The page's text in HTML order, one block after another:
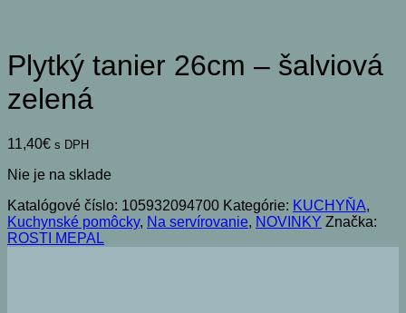
Plytký tanier 26cm – šalviová
zelená
11,40€ s DPH
Nie je na sklade
Katalógové číslo: 105932094700 Kategórie: KUCHYŇA,
Kuchynské pomôcky, Na servírovanie, NOVINKY Značka:
ROSTI MEPAL